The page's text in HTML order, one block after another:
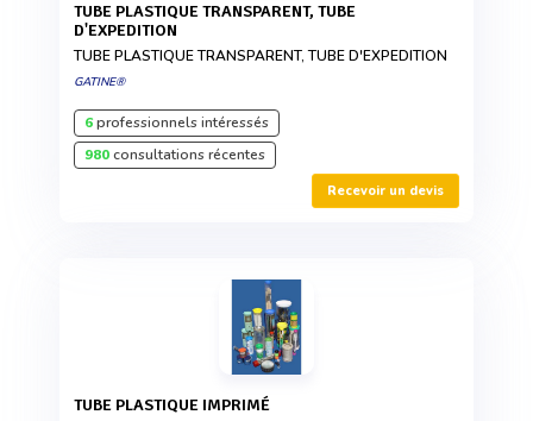
TUBE PLASTIQUE TRANSPARENT, TUBE
D'EXPEDITION
TUBE PLASTIQUE TRANSPARENT, TUBE D'EXPEDITION
GATINE®
6professionnels intéressés
980consultations récentes
Recevoir un devis
TUBE PLASTIQUE IMPRIMÉ